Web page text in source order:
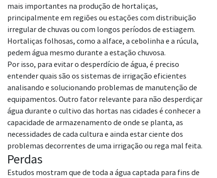
mais importantes na produção de hortaliças,
principalmente em regiões ou estações com distribuição
irregular de chuvas ou com longos períodos de estiagem.
Hortaliças folhosas, como a alface, a cebolinha e a rúcula,
pedem água mesmo durante a estação chuvosa.
Por isso, para evitar o desperdício de água, é preciso
entender quais são os sistemas de irrigação eficientes
analisando e solucionando problemas de manutenção de
equipamentos. Outro fator relevante para não desperdiçar
água durante o cultivo das hortas nas cidades é conhecer a
capacidade de armazenamento de onde se planta, as
necessidades de cada cultura e ainda estar ciente dos
problemas decorrentes de uma irrigação ou rega mal feita.
Perdas
Estudos mostram que de toda a água captada para fins de